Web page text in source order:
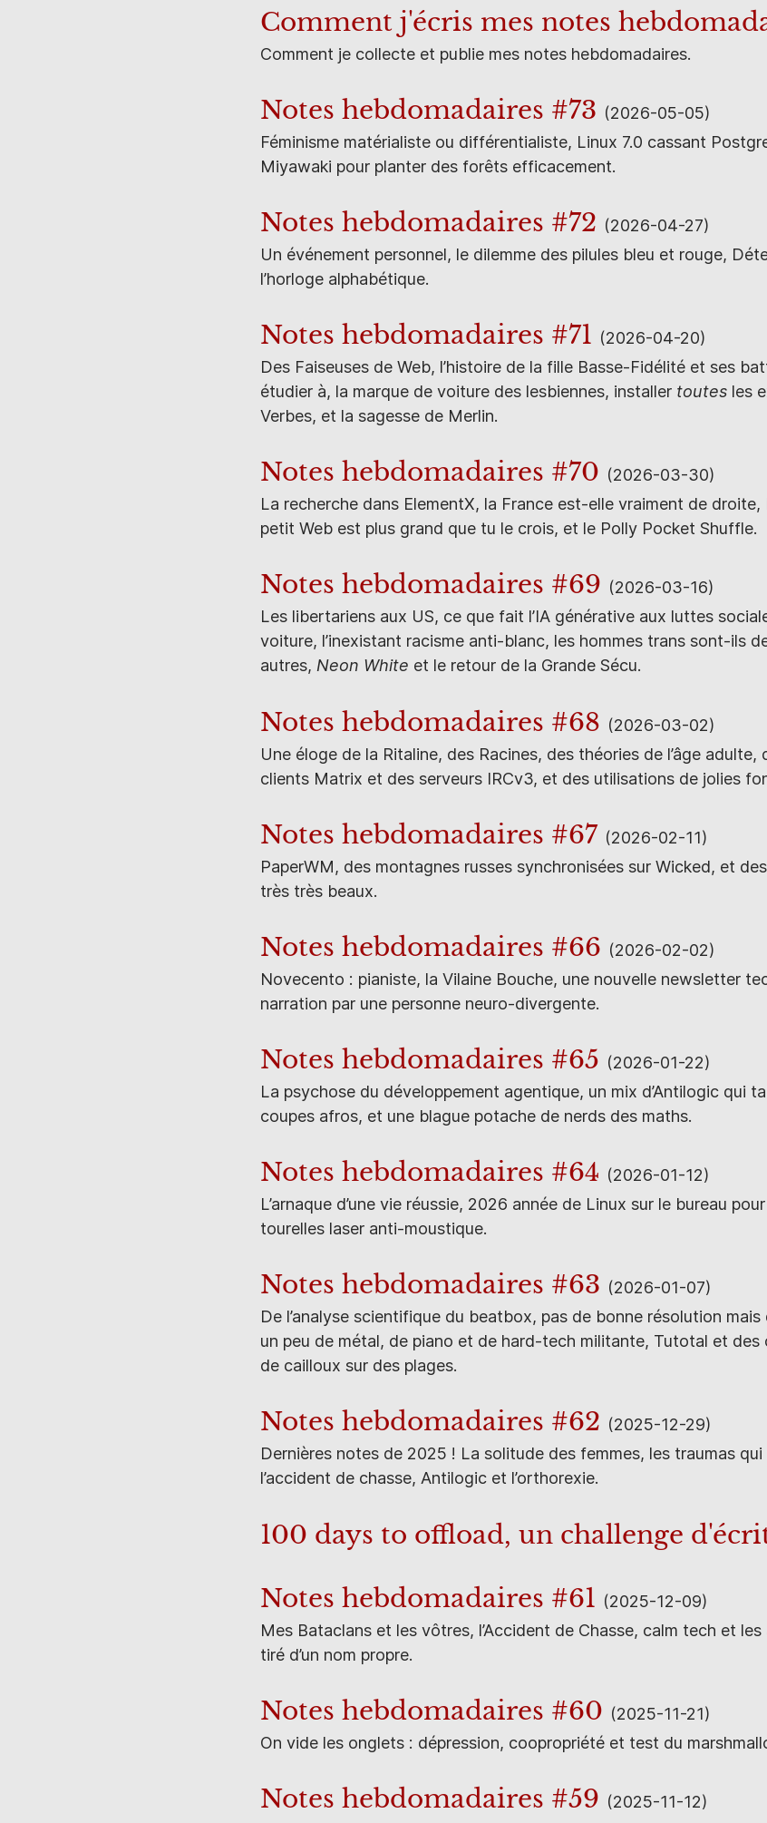
Comment j'écris mes notes
Comment je collecte et publie mes notes hebdomadaires.
Notes hebdomadaires #73 (2026-05-05)
Féminisme matérialiste ou différentialiste, Linux 7.0 cassant
Miyawaki pour planter des forêts efficacement.
Notes hebdomadaires #72 (2026-04-27)
Un événement personnel, le dilemme des pilules bleu et rouge,
l’horloge alphabétique.
Notes hebdomadaires #71 (2026-04-20)
Des Faiseuses de Web, l’histoire de la fille Basse-Fidélité et ses
étudier à, la marque de voiture des lesbiennes, installer toutes les
Verbes, et la sagesse de Merlin.
Notes hebdomadaires #70 (2026-03-30)
La recherche dans ElementX, la France est-elle vraiment de
petit Web est plus grand que tu le crois, et le Polly Pocket Shuffle.
Notes hebdomadaires #69 (2026-03-16)
Les libertariens aux US, ce que fait l’IA générative aux luttes
voiture, l’inexistant racisme anti-blanc, les hommes trans sont-ils
autres, Neon White et le retour de la Grande Sécu.
Notes hebdomadaires #68 (2026-03-02)
Une éloge de la Ritaline, des Racines, des théories de l’âge adulte,
clients Matrix et des serveurs IRCv3, et des utilisations de jolies
Notes hebdomadaires #67 (2026-02-11)
PaperWM, des montagnes russes synchronisées sur Wicked, et
très très beaux.
Notes hebdomadaires #66 (2026-02-02)
Novecento : pianiste, la Vilaine Bouche, une nouvelle newsletter
narration par une personne neuro-divergente.
Notes hebdomadaires #65 (2026-01-22)
La psychose du développement agentique, un mix d’Antilogic qui
coupes afros, et une blague potache de nerds des maths.
Notes hebdomadaires #64 (2026-01-12)
L’arnaque d’une vie réussie, 2026 année de Linux sur le bureau
tourelles laser anti-moustique.
Notes hebdomadaires #63 (2026-01-07)
De l’analyse scientifique du beatbox, pas de bonne résolution mais
un peu de métal, de piano et de hard-tech militante, Tutotal et des
de cailloux sur des plages.
Notes hebdomadaires #62 (2025-12-29)
Dernières notes de 2025 ! La solitude des femmes, les traumas
l’accident de chasse, Antilogic et l’orthorexie.
100 days to offload, un challenge
Notes hebdomadaires #61 (2025-12-09)
Mes Bataclans et les vôtres, l’Accident de Chasse, calm tech et
tiré d’un nom propre.
Notes hebdomadaires #60 (2025-11-21)
On vide les onglets : dépression, coopropriété et test du
Notes hebdomadaires #59 (2025-11-12)